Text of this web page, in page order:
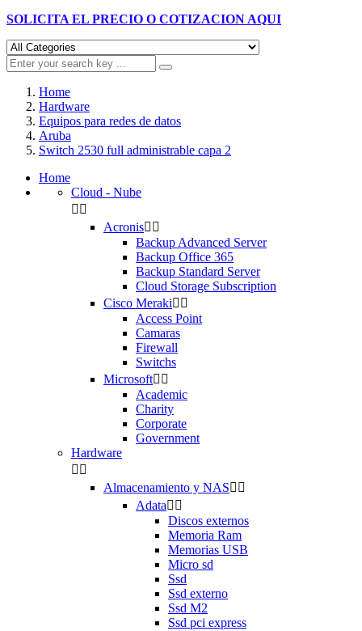
SOLICITA EL PRECIO O COTIZACION AQUI
Home
Hardware
Equipos para redes de datos
Aruba
Switch 2530 full administrable capa 2
Home
Cloud - Nube
 
Acronis 
Backup Advanced Server
Backup Office 365
Backup Standard Server
Cloud Storage Subscription
Cisco Meraki 
Access Point
Camaras
Firewall
Switchs
Microsoft 
Academic
Charity
Corporate
Government
Hardware
 
Almacenamiento y NAS 
Adata 
Discos externos
Memoria Ram
Memorias USB
Micro sd
Ssd
Ssd externo
Ssd M2
Ssd pci express